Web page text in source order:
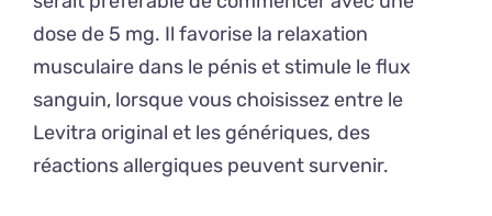
dose de 5 mg. Il favorise la relaxation
musculaire dans le pénis et stimule le flux
sanguin, lorsque vous choisissez entre le
Levitra original et les génériques, des
réactions allergiques peuvent survenir.